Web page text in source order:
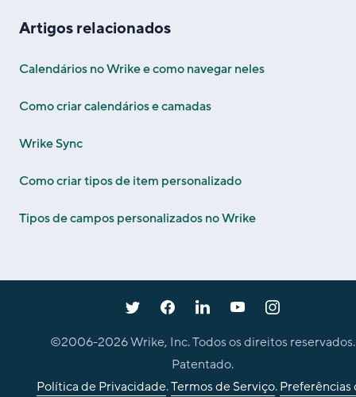
Artigos relacionados
Calendários no Wrike e como navegar neles
Como criar calendários e camadas
Wrike Sync
Como criar tipos de item personalizado
Tipos de campos personalizados no Wrike
©2006-2026Wrike, Inc. Todos os direitos reservados.
Patentado.
Política de Privacidade.Termos de Serviço.Preferências